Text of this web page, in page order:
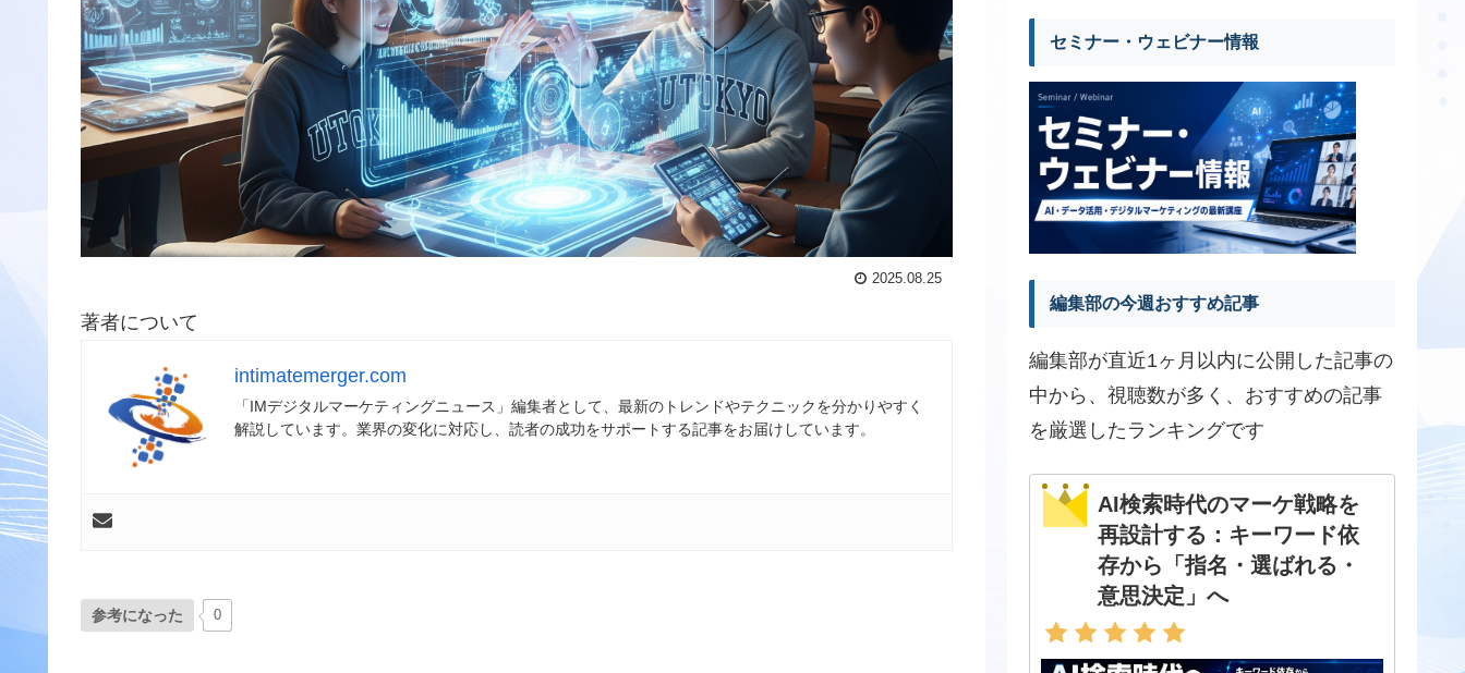
2025.08.25
著者について
intimatemerger.com
「IMデジタルマーケティングニュース」編集者として、最新のトレンドやテクニックを分かりやすく
解説しています。業界の変化に対応し、読者の成功をサポートする記事をお届けしています。
参考になった 0
セミナー・ウェビナー情報
編集部の今週おすすめ記事
編集部が直近1ヶ月以内に公開した記事の
中から、視聴数が多く、おすすめの記事
を厳選したランキングです
AI検索時代のマーケ戦略を
再設計する：キーワード依
存から「指名・選ばれる・
意思決定」へ